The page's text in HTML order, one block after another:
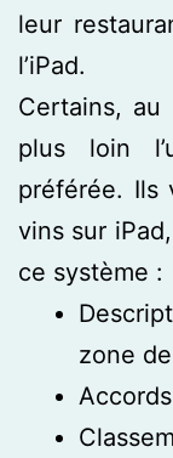
leur
l’iPad.
Certains, au
plus loin
préférée. Ils
vins sur
ce système :
zone